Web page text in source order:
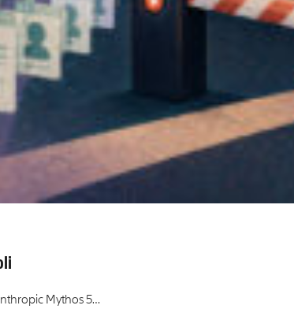
Mythos 5…